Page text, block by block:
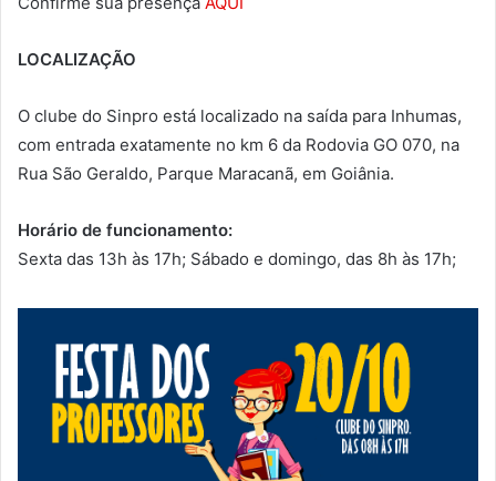
LOCALIZAÇÃO
O clube do Sinpro está localizado na saída para Inhumas,
com entrada exatamente no km 6 da Rodovia GO 070, na
Rua São Geraldo, Parque Maracanã, em Goiânia. ‍
Horário de funcionamento:
Sexta das 13h às 17h; Sábado e domingo, das 8h às 17h;